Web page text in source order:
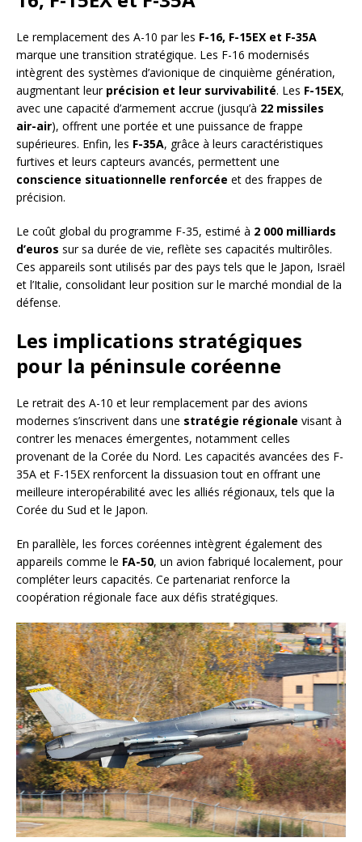
Le remplacement des A-10 par les F-16, F-15EX et F-35A
marque une transition stratégique. Les F-16 modernisés
intègrent des systèmes d’avionique de cinquième génération,
augmentant leur précision et leur survivabilité. Les F-15EX,
avec une capacité d’armement accrue (jusqu’à 22 missiles
air-air), offrent une portée et une puissance de frappe
supérieures. Enfin, les F-35A, grâce à leurs caractéristiques
furtives et leurs capteurs avancés, permettent une
conscience situationnelle renforcée et des frappes de
précision.
Le coût global du programme F-35, estimé à 2 000 milliards
d’euros sur sa durée de vie, reflète ses capacités multirôles.
Ces appareils sont utilisés par des pays tels que le Japon, Israël
et l’Italie, consolidant leur position sur le marché mondial de la
défense.
Les implications stratégiques
pour la péninsule coréenne
Le retrait des A-10 et leur remplacement par des avions
modernes s’inscrivent dans une stratégie régionale visant à
contrer les menaces émergentes, notamment celles
provenant de la Corée du Nord. Les capacités avancées des F-
35A et F-15EX renforcent la dissuasion tout en offrant une
meilleure interopérabilité avec les alliés régionaux, tels que la
Corée du Sud et le Japon.
En parallèle, les forces coréennes intègrent également des
appareils comme le FA-50, un avion fabriqué localement, pour
compléter leurs capacités. Ce partenariat renforce la
coopération régionale face aux défis stratégiques.